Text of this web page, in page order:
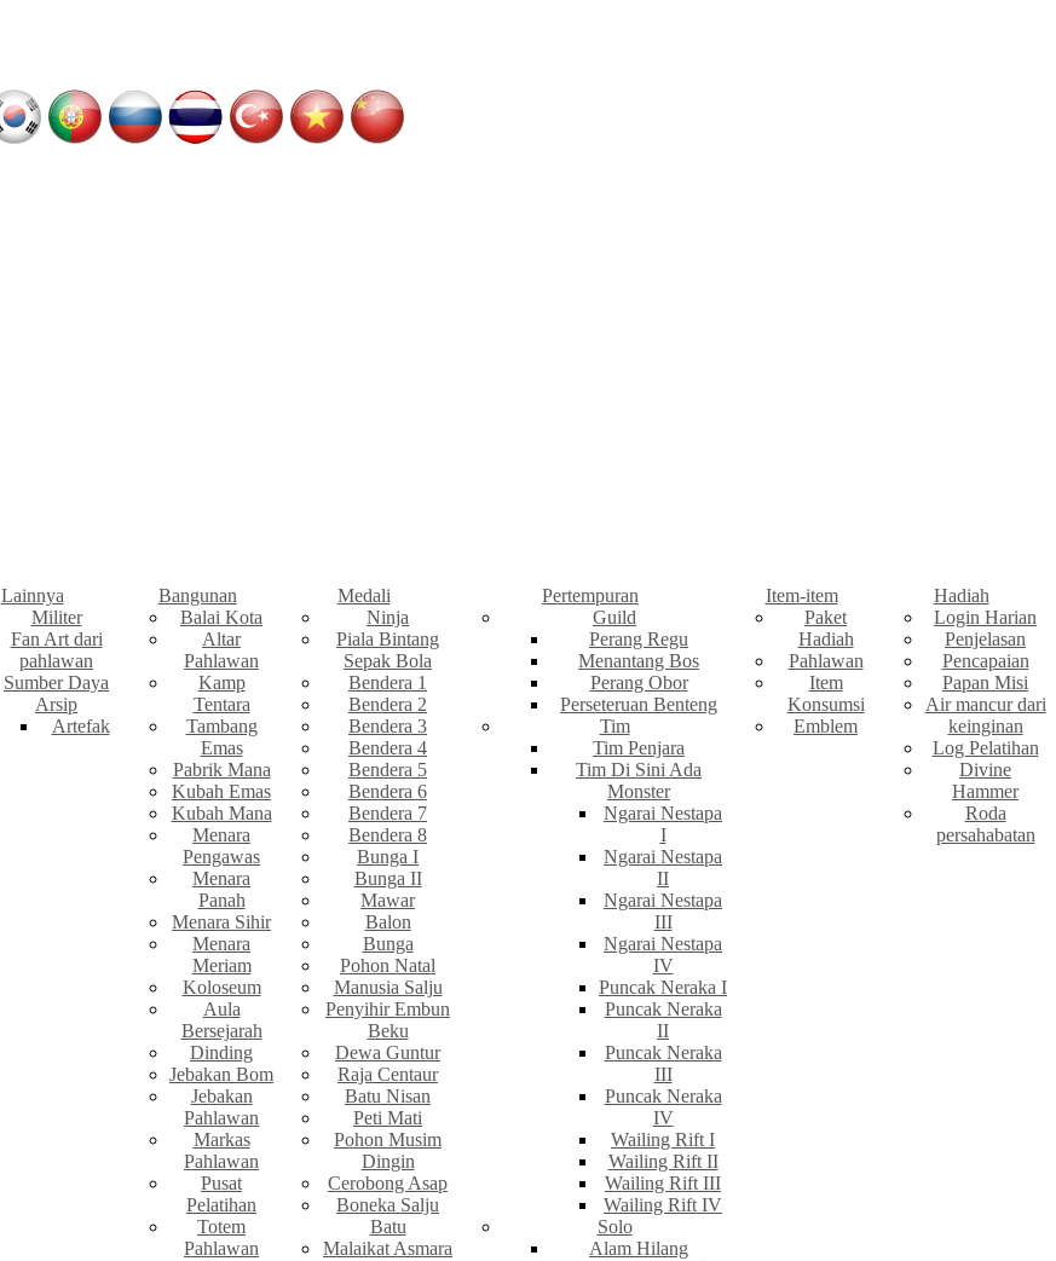
Lainnya
Militer
Fan Art dari
pahlawan
Sumber Daya
Arsip
Artefak
Bangunan
Balai Kota
Altar
Pahlawan
Kamp
Tentara
Tambang
Emas
Pabrik Mana
Kubah Emas
Kubah Mana
Menara
Pengawas
Menara
Panah
Menara Sihir
Menara
Meriam
Koloseum
Aula
Bersejarah
Dinding
Jebakan Bom
Jebakan
Pahlawan
Markas
Pahlawan
Pusat
Pelatihan
Totem
Pahlawan
Medali
Ninja
Piala Bintang
Sepak Bola
Bendera 1
Bendera 2
Bendera 3
Bendera 4
Bendera 5
Bendera 6
Bendera 7
Bendera 8
Bunga I
Bunga II
Mawar
Balon
Bunga
Pohon Natal
Manusia Salju
Penyihir Embun
Beku
Dewa Guntur
Raja Centaur
Batu Nisan
Peti Mati
Pohon Musim
Dingin
Cerobong Asap
Boneka Salju
Batu
Malaikat Asmara
Pertempuran
Guild
Perang Regu
Menantang Bos
Perang Obor
Perseteruan Benteng
Tim
Tim Penjara
Tim Di Sini Ada
Monster
Ngarai Nestapa
I
Ngarai Nestapa
II
Ngarai Nestapa
III
Ngarai Nestapa
IV
Puncak Neraka I
Puncak Neraka
II
Puncak Neraka
III
Puncak Neraka
IV
Wailing Rift I
Wailing Rift II
Wailing Rift III
Wailing Rift IV
Solo
Alam Hilang
Item-item
Paket
Hadiah
Pahlawan
Item
Konsumsi
Emblem
Hadiah
Login Harian
Penjelasan
Pencapaian
Papan Misi
Air mancur dari
keinginan
Log Pelatihan
Divine
Hammer
Roda
persahabatan